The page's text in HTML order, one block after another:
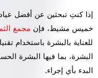
إذا كنتِ تبحثين عن أفضل
خميس مشيط، فإن مجمع
للعناية بالبشرة باستخدام
البشرة، بما فيها البشرة
البدء بأي إجراء.